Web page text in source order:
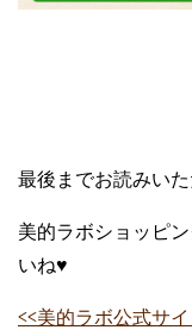
最後までお読みい
美的ラボショッピ
いね♥
<<美的ラボ公式サ